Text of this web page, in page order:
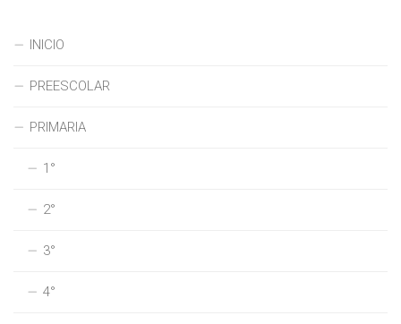
INICIO
PREESCOLAR
PRIMARIA
1°
2°
3°
4°